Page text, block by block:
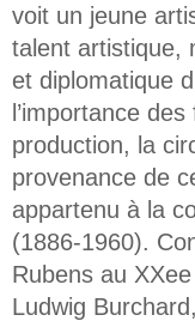
voit un jeune
talent artistique,
et diplomatique
l’importance
production, la
provenance de
appartenu à la
(1886-1960).
Rubens au
Ludwig